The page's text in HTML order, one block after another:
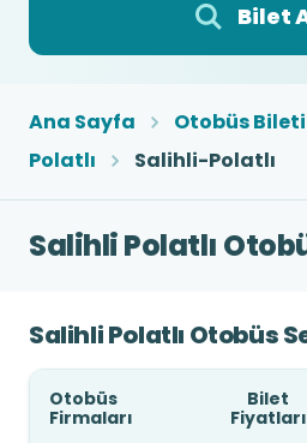
Bilet
Ana Sayfa Otobüs Bileti
Polatlı
Salihli-Polatlı
Salihli Polatlı
Salihli Polatlı Otobüs
Otobüs
Firmaları
Bilet
Fiyatları